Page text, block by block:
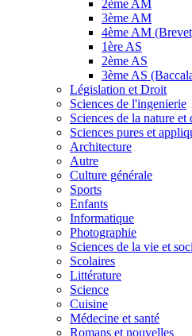
2ème AM
3ème AM
4ème AM
1ère AS
2ème AS
3ème AS
Législation et Droit
Sciences de l'ingenierie
Sciences de la nature
Sciences pures et
Architecture
Autre
Culture générale
Sports
Enfants
Informatique
Photographie
Sciences de la vie et
Scolaires
Littérature
Science
Cuisine
Médecine et santé
Romans et nouvelles